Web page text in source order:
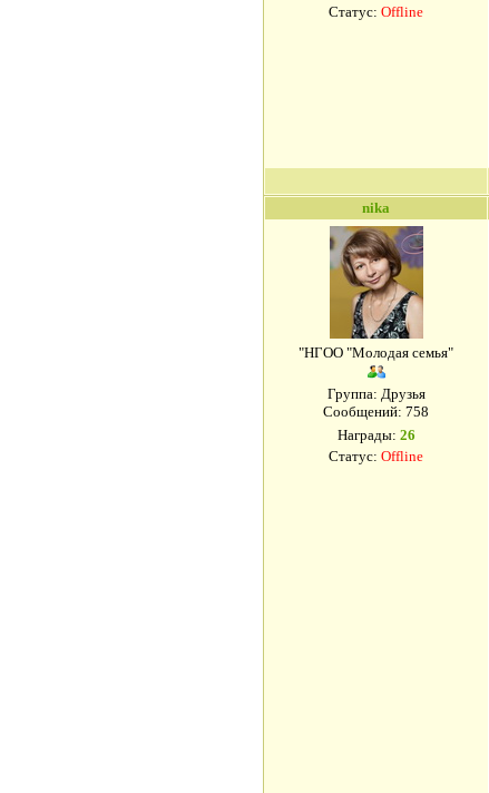
Статус: Offline
nika
"НГОО "Молодая семья"
Группа: Друзья
Сообщений: 758
Награды: 26
Статус: Offline